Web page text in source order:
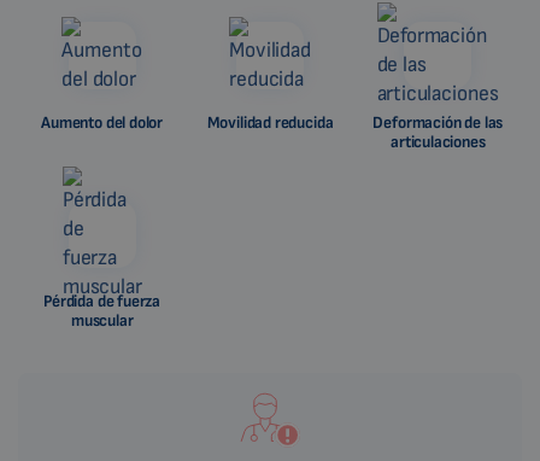
Aumento del dolor Movilidad reducida
Deformación de las
articulaciones
Pérdida de fuerza
muscular